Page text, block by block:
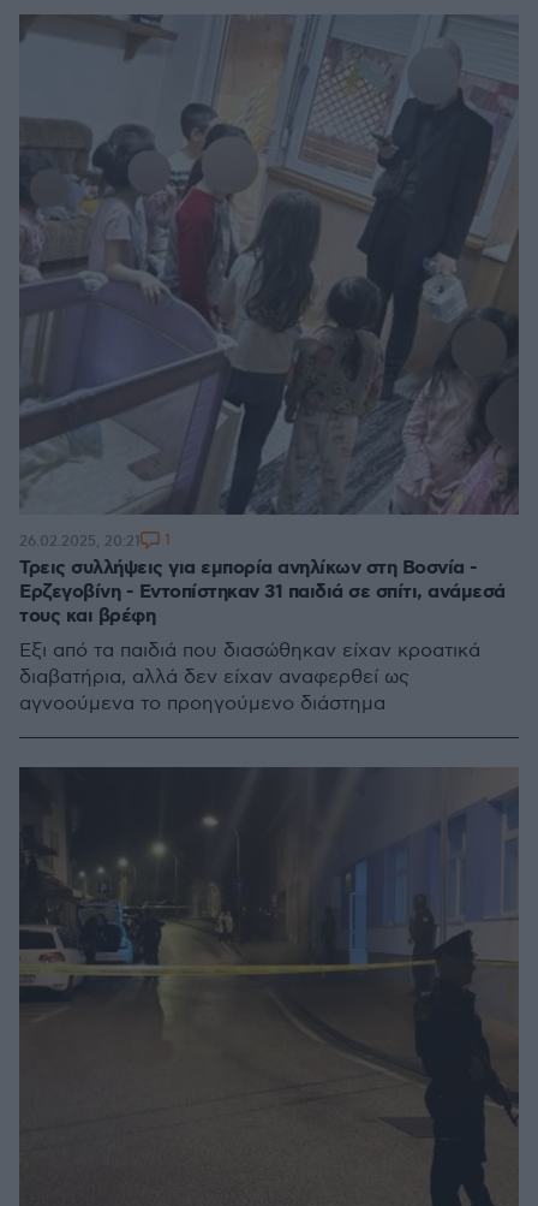
Τρεις συλλήψεις για εμπορία ανηλίκων στη Βοσνία -
Ερζεγοβίνη - Εντοπίστηκαν 31 παιδιά σε σπίτι, ανάμεσά
τους και βρέφη
Έξι από τα παιδιά που διασώθηκαν είχαν κροατικά
διαβατήρια, αλλά δεν είχαν αναφερθεί ως
αγνοούμενα το προηγούμενο διάστημα
26.02.2025, 20:21 1